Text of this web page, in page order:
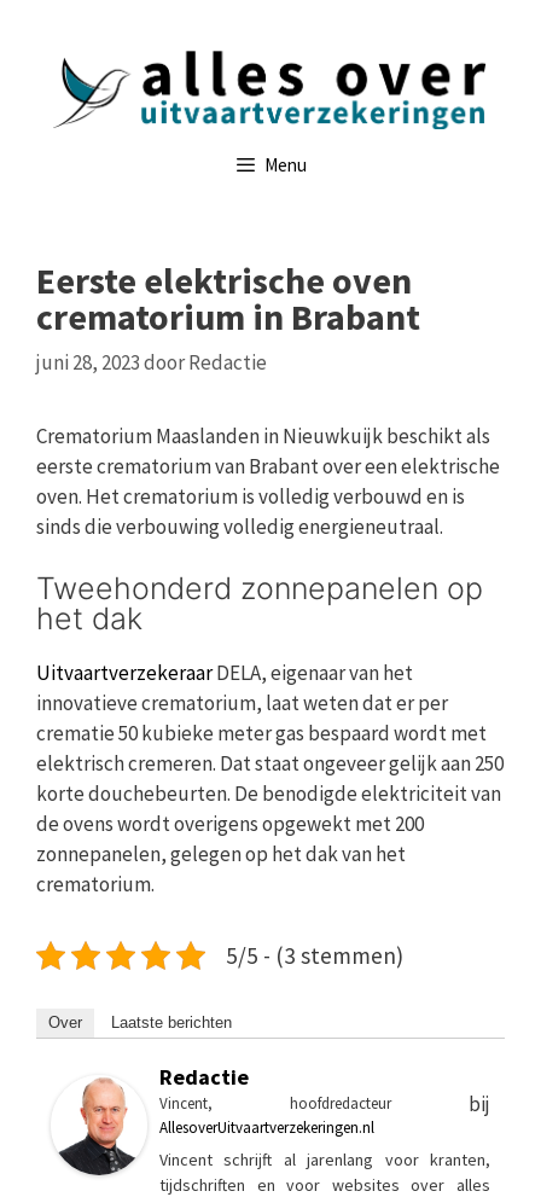
Menu
Eerste elektrische oven
crematorium in Brabant
juni 28, 2023doorRedactie
Crematorium Maaslanden in Nieuwkuijk beschikt als
eerste crematorium van Brabant over een elektrische
oven. Het crematorium is volledig verbouwd en is
sinds die verbouwing volledig energieneutraal.
Tweehonderd zonnepanelen op
het dak
UitvaartverzekeraarDELA, eigenaar van het
innovatieve crematorium, laat weten dat er per
crematie 50 kubieke meter gas bespaard wordt met
elektrisch cremeren. Dat staat ongeveer gelijk aan 250
korte douchebeurten. De benodigde elektriciteit van
de ovens wordt overigens opgewekt met 200
zonnepanelen, gelegen op het dak van het
crematorium.
5/5 - (3 stemmen)
Over Laatste berichten
Redactie
Vincent, hoofdredacteurbij
AllesoverUitvaartverzekeringen.nl
Vincent schrijft al jarenlang voor kranten,
tijdschriften en voor websites over alles